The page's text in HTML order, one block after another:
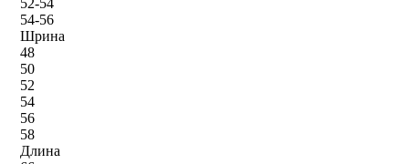
52-54
54-56
Шрина
48
50
52
54
56
58
Длина